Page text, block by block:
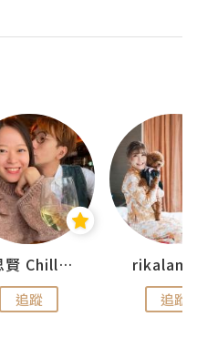
思思賢 ChillMyBabe
追蹤 追蹤